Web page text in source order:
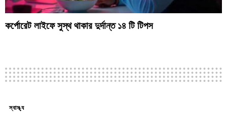
কর্পোরেট লাইফে সুস্থ থাকার দুর্দান্ত ১৪ টি টিপস
স্বাস্থ্য